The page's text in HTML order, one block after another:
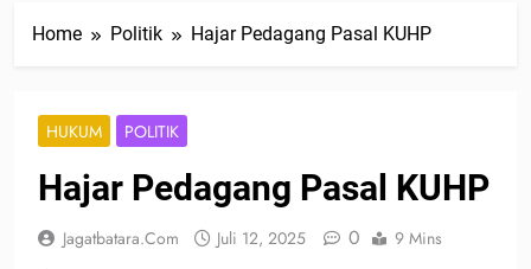
Home Politik Hajar Pedagang Pasal KUHP
HUKUM POLITIK
Hajar Pedagang Pasal KUHP
Jagatbatara.com Juli 12, 2025 0 9 Mins